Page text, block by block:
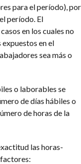
para el período), por
período. El
en los cuales no
en el
sea más o
o laborables se
de días hábiles o
de horas de la
las horas-